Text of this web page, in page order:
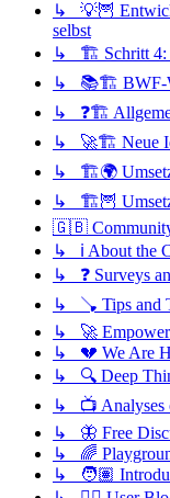
↳ 💡🦉
selbst
↳ 🏗️ Schritt 4:
↳ 📚🏗️ BWF-
↳ ❓🏗️
↳ 🚀🏗️ Neue
↳ 🏗️🌍
↳ 🏗️🦉
🇬🇧
↳ ℹ️ About the
↳ ❓ Surveys
↳ 🪠 Tips and
↳ 🚀
↳ 💔 We Are
↳ 🔍 Deep
↳ 📺 Analyses
↳ 🦋 Free
↳ 🌈
↳ 🧑🏽